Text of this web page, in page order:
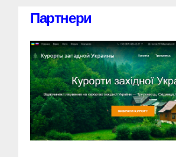
Партнери